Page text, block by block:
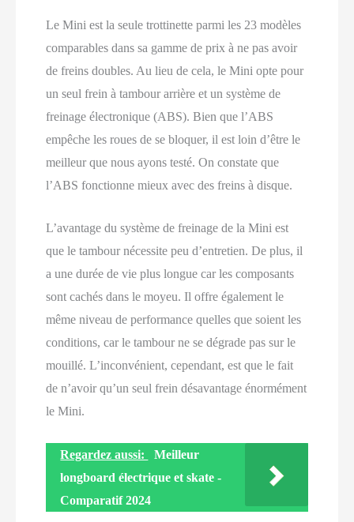
Le Mini est la seule trottinette parmi les 23 modèles
comparables dans sa gamme de prix à ne pas avoir
de freins doubles. Au lieu de cela, le Mini opte pour
un seul frein à tambour arrière et un système de
freinage électronique (ABS). Bien que l’ABS
empêche les roues de se bloquer, il est loin d’être le
meilleur que nous ayons testé. On constate que
l’ABS fonctionne mieux avec des freins à disque.
L’avantage du système de freinage de la Mini est
que le tambour nécessite peu d’entretien. De plus, il
a une durée de vie plus longue car les composants
sont cachés dans le moyeu. Il offre également le
même niveau de performance quelles que soient les
conditions, car le tambour ne se dégrade pas sur le
mouillé. L’inconvénient, cependant, est que le fait
de n’avoir qu’un seul frein désavantage énormément
le Mini.
Regardez aussi:
Meilleur
longboard électrique et skate -
Comparatif 2024